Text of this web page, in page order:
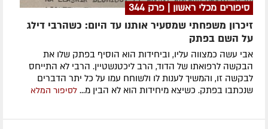
סיפורים מכלי ראשון | פרק 344
זיכרון משפחתי שמסעיר אותנו עד היום: כשהרבי דילג
על השם בפתק
אבי עשה כמצווה עליו, וביחידות הוא הוסיף בפתק שלו את
הבקשה לרפואתו של הדוד, הרב ליכטנשטיין. הרבי לא התייחס
לבקשה זו, והמשיך לענות לו ולשוחח עמו על כל יתר הדברים
שנכתבו בפתק. כשיצא מיחידות הוא לא הבין מ... לסיפור המלא